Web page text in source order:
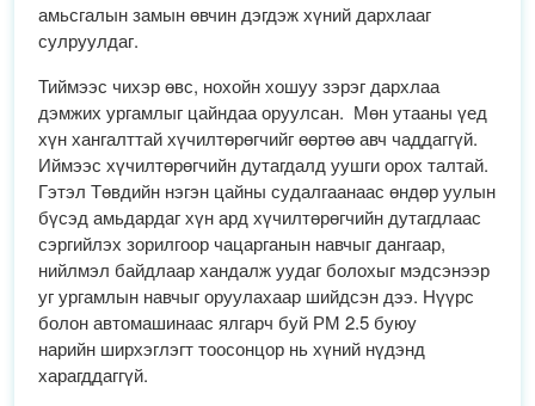
амьсгалын замын өвчин дэгдэж хүний дархлааг
сулруулдаг.
Тиймээс чихэр өвс, нохойн хошуу зэрэг дархлаа
дэмжих ургамлыг цайндаа оруулсан. Мөн утааны үед
хүн хангалттай хүчилтөрөгчийг өөртөө авч чаддаггүй.
Иймээс хүчилтөрөгчийн дутагдалд уушги орох талтай.
Гэтэл Төвдийн нэгэн цайны судалгаанаас өндөр уулын
бүсэд амьдардаг хүн ард хүчилтөрөгчийн дутагдлаас
сэргийлэх зорилгоор чацарганын навчыг дангаар,
нийлмэл байдлаар хандалж уудаг болохыг мэдсэнээр
уг ургамлын навчыг оруулахаар шийдсэн дээ. Нүүрс
болон автомашинаас ялгарч буй РМ 2.5 буюу
нарийн ширхэглэгт тоосонцор нь хүний нүдэнд
харагддаггүй.